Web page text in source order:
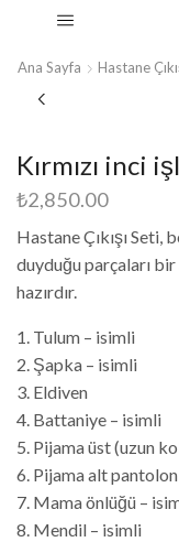
Ana Sayfa Hastane
Kırmızı inci
₺2,850.00
Hastane Çıkışı
duyduğu parçaları
hazırdır.
1. Tulum – isimli
2. Şapka – isimli
3. Eldiven
4. Battaniye – isimli
5. Pijama üst (uzun
6. Pijama alt pantolon
7. Mama önlüğü –
8. Mendil – isimli